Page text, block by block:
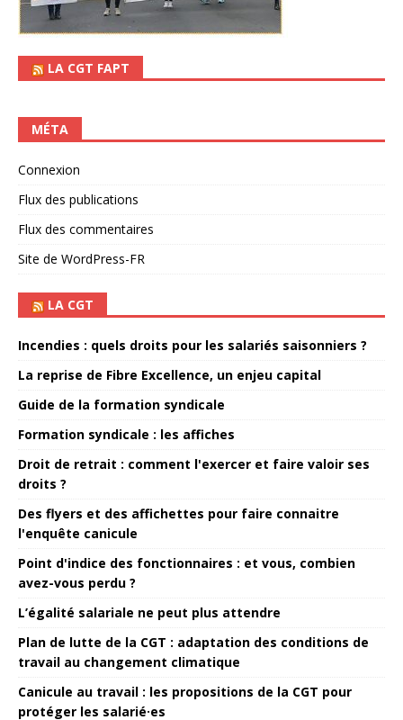
LA CGT FAPT
MÉTA
Connexion
Flux des publications
Flux des commentaires
Site de WordPress-FR
LA CGT
Incendies : quels droits pour les salariés saisonniers ?
La reprise de Fibre Excellence, un enjeu capital
Guide de la formation syndicale
Formation syndicale : les affiches
Droit de retrait : comment l'exercer et faire valoir ses
droits ?
Des flyers et des affichettes pour faire connaitre
l'enquête canicule
Point d'indice des fonctionnaires : et vous, combien
avez-vous perdu ?
L’égalité salariale ne peut plus attendre
Plan de lutte de la CGT : adaptation des conditions de
travail au changement climatique
Canicule au travail : les propositions de la CGT pour
protéger les salarié·es